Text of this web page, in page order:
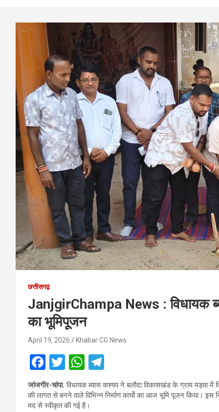
छत्तीसगढ़
JanjgirChampa News : विधायक
का भूमिपूजन
April 19, 2026 Khabar CG News
F
a
ce
T
wi
tt
W
h
at
el
e
जांजगीर-चांपा. विधायक ब्यास कश्यप ने बलौदा विकासखंड के ग्राम मड़वा में
की लागत से बनने वाले विभिन्न निर्माण कार्यो का आज भूमि पूजन किया। इस
मद से स्वीकृत की गई है।